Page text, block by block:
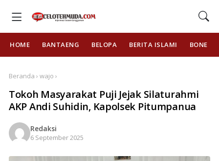
HOME BANTAENG BELOPA BERITA ISLAMI BONE
Beranda › wajo ›
Tokoh Masyarakat Puji Jejak Silaturahmi
AKP Andi Suhidin, Kapolsek Pitumpanua
Redaksi
6 September 2025